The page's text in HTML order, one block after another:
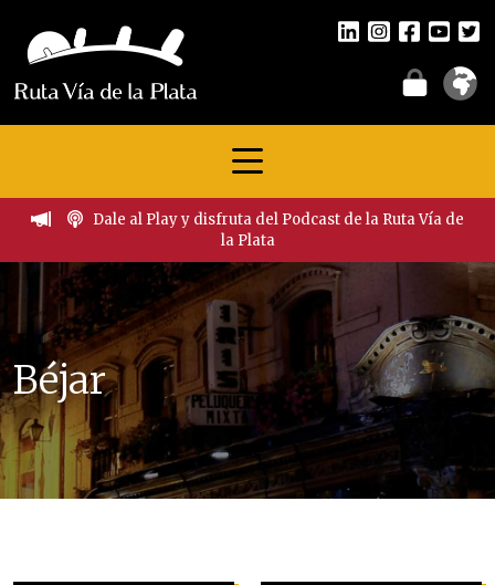
Dale al Play y disfruta del Podcast de la Ruta Vía de
la Plata
Béjar